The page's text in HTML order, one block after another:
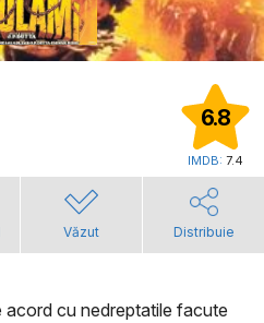
6.8
IMDB: 7.4
Văzut Distribuie
acord cu nedreptatile facute